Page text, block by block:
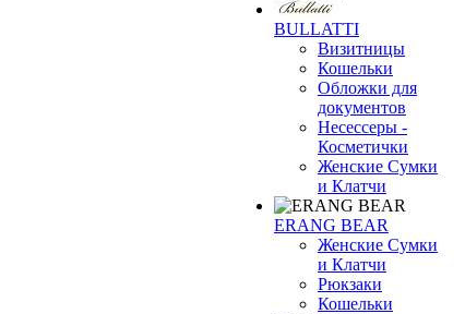
BULLATTI
Визитницы
Кошельки
Обложки для
документов
Несессеры -
Косметички
Женские Сумки
и Клатчи
ERANG BEAR
Женские Сумки
и Клатчи
Рюкзаки
Кошельки